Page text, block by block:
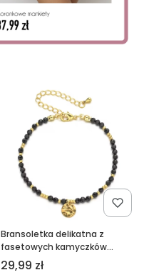
Bransoletka delikatna z
fasetowych kamyczków
czarna złota
Cena
29,99 zł